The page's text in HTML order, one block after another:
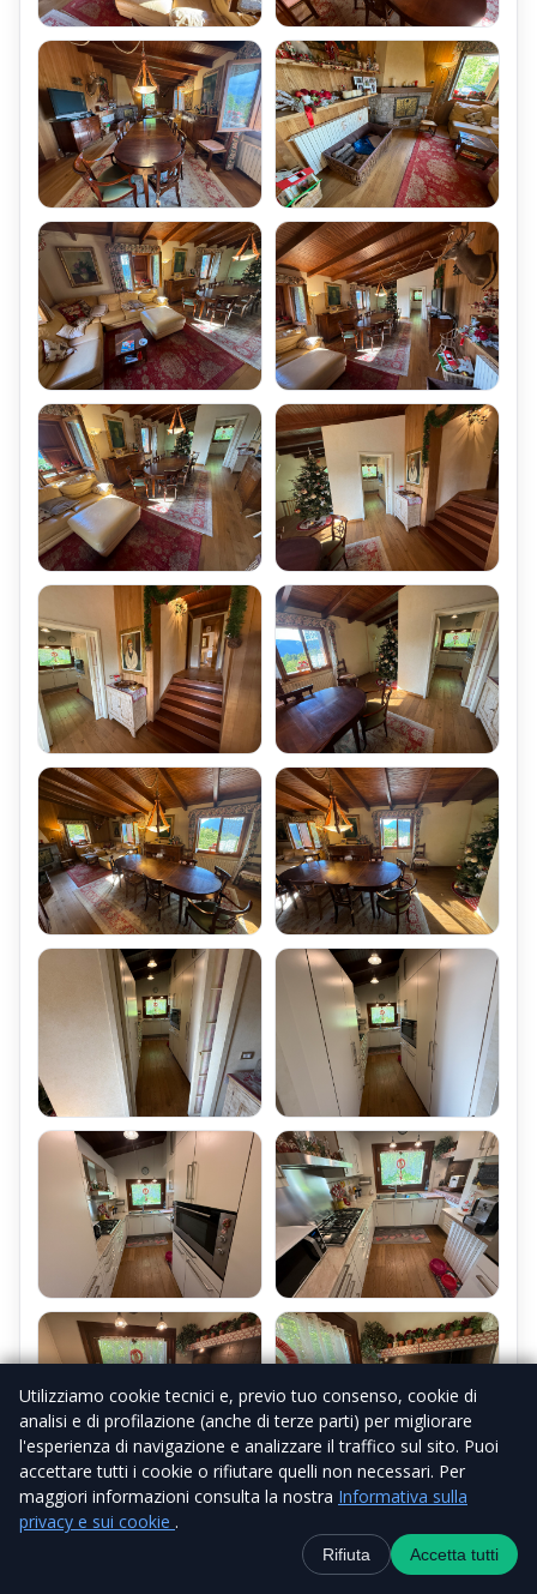
Utilizziamo cookie tecnici e, previo tuo consenso, cookie di
analisi e di profilazione (anche di terze parti) per migliorare
l'esperienza di navigazione e analizzare il traffico sul sito. Puoi
accettare tutti i cookie o rifiutare quelli non necessari. Per
maggiori informazioni consulta la nostra Informativa sulla
privacy e sui cookie .
Rifiuta Accetta tutti
WhatsApp Canale